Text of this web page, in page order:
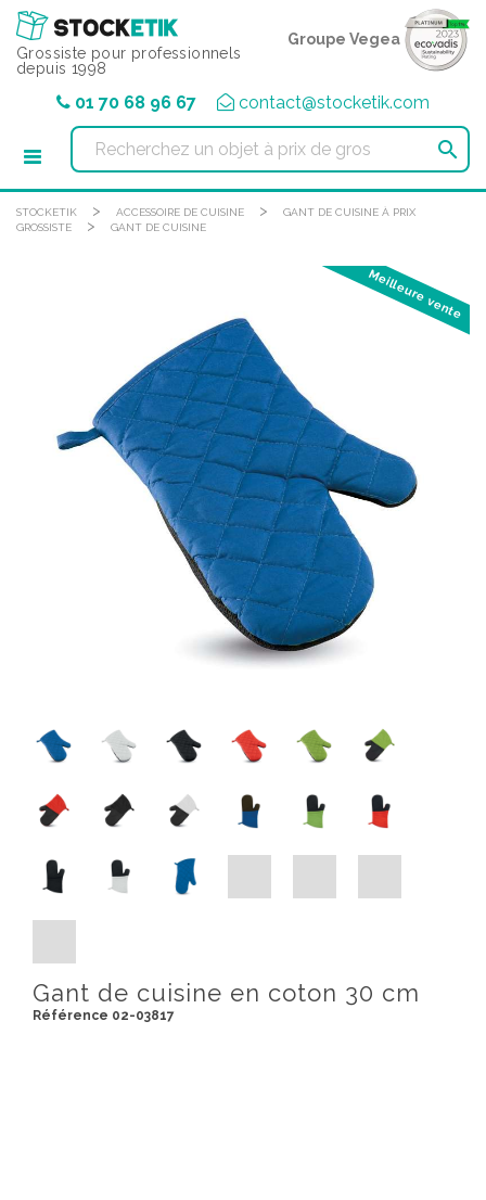
Grossiste pour professionnels
depuis 1998
Groupe Vegea
01 70 68 96 67 contact@stocketik.com

STOCKETIK > ACCESSOIRE DE CUISINE >
GANT DE CUISINE À PRIX
GROSSISTE
> GANT DE CUISINE
Meilleure vente
Gant de cuisine en coton 30 cm
Référence 02-03817
Panneau de gestion des cookies